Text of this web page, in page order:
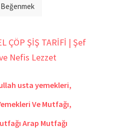
Beğenmek
usta yemekleri,
Ve Mutfağı,
Arap Mutfağı